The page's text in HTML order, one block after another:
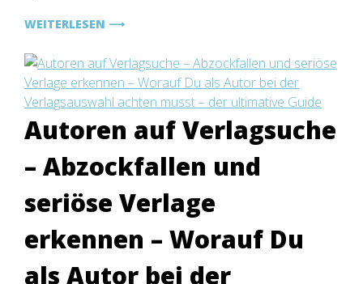
für
Lerntyp
WEITERLESEN ⟶
Autoren auf Verlagsuche
– Abzockfallen und
seriöse Verlage
erkennen – Worauf Du
als Autor bei der